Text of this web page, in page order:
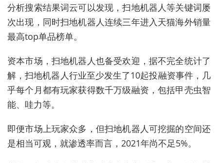
分析搜索结果词云可以发现，扫地机器人等关键词屡
次出现，同时扫地机器人连续三年进入天猫海外销量
最高top单品榜单。
资本市场，扫地机器人也备受欢迎，据不完全统计了
解，扫地机器人行业至少发生了10起投融资事件，几
乎每个月都有玩家获得数千万级融资，包括甲壳虫智
能、哇力等。
即便市场上玩家众多，但扫地机器人可挖掘的空间还
是相当可观，就渗透率而言，2021年尚不足5%。